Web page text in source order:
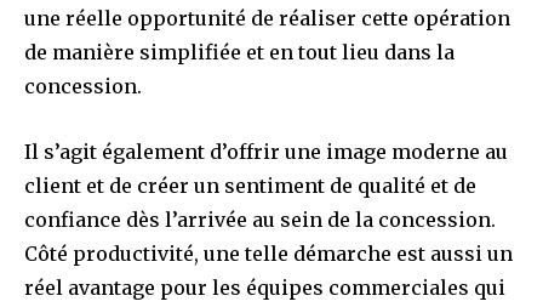
une réelle opportunité de réaliser cette opération
de manière simplifiée et en tout lieu dans la
concession.
Il s’agit également d’offrir une image moderne au
client et de créer un sentiment de qualité et de
confiance dès l’arrivée au sein de la concession.
Côté productivité, une telle démarche est aussi un
réel avantage pour les équipes commerciales qui